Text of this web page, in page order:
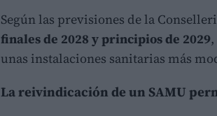
Según las previsiones de la
finales de 2028 y principios de 2029
unas instalaciones sanitarias más
La reivindicación de un SAMU